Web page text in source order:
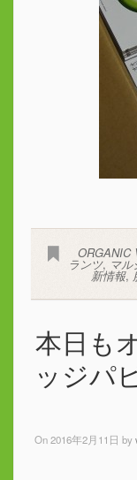
ORGANIC
ランツ, マル
新情報,
本日も
ッジパ
On 2016年2月11日 by